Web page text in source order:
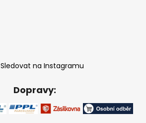
Sledovat na Instagramu
Dopravy: